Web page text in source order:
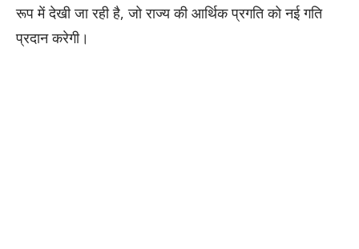
रूप में देखी जा रही है, जो राज्य की आर्थिक प्रगति को नई गति
प्रदान करेगी।